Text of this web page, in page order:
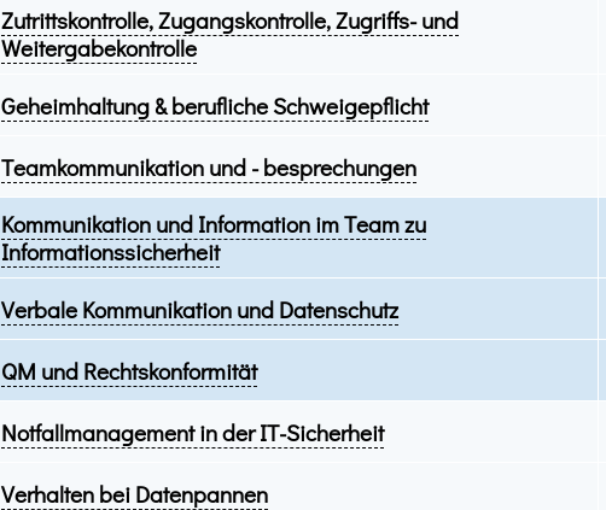
Zutrittskontrolle, Zugangskontrolle, Zugriffs- und
Weitergabekontrolle
Geheimhaltung & berufliche Schweigepflicht
Teamkommunikation und - besprechungen
Kommunikation und Information im Team zu
Informationssicherheit
Verbale Kommunikation und Datenschutz
QM und Rechtskonformität
Notfallmanagement in der IT-Sicherheit
Verhalten bei Datenpannen